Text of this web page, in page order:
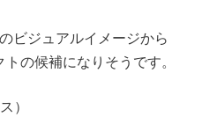
ビジュアルイメージから
の候補になりそうです。
）